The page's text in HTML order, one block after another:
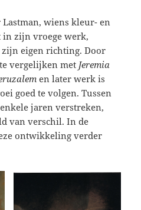
wiens kleur- en
zijn vroege werk,
eigen richting. Door
te vergelijken met Jeremia
en later werk is
goed te volgen. Tussen
jaren verstreken,
van verschil. In de
ontwikkeling verder